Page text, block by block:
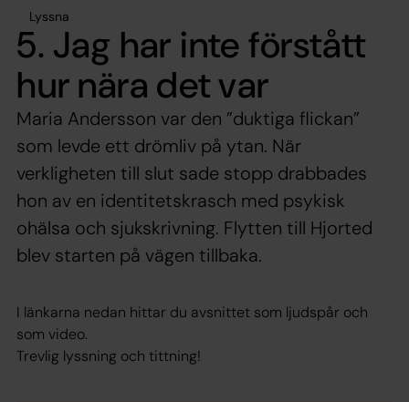
Lyssna
5. Jag har inte förstått
hur nära det var
Maria Andersson var den ”duktiga flickan”
som levde ett drömliv på ytan. När
verkligheten till slut sade stopp drabbades
hon av en identitetskrasch med psykisk
ohälsa och sjukskrivning. Flytten till Hjorted
blev starten på vägen tillbaka.
I länkarna nedan hittar du avsnittet som ljudspår och
som video.
Trevlig lyssning och tittning!